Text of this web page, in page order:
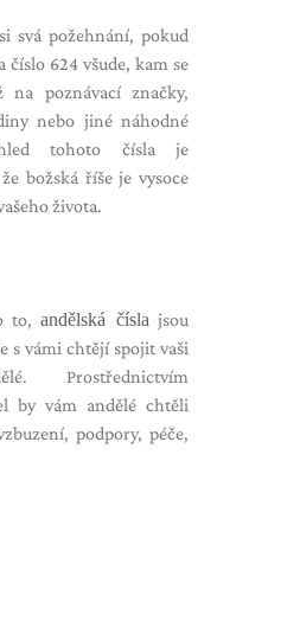
svá požehnání, pokud
číslo 624 všude, kam se
na poznávací značky,
nebo jiné náhodné
tohoto čísla je
božská říše je vysoce
života.
to,andělská čísla jsou
s vámi chtějí spojit vaši
Prostřednictvím
by vám andělé chtěli
podpory, péče,